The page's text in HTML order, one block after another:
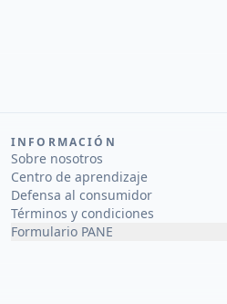
INFORMACIÓN
Sobre nosotros
Centro de aprendizaje
Defensa al consumidor
Términos y condiciones
Formulario PANE